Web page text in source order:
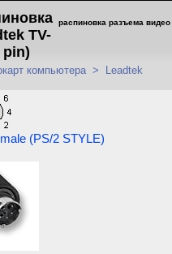
распиновка разъема видео
TV-
pin)
компьютера >
Leadtek
(PS/2 STYLE)